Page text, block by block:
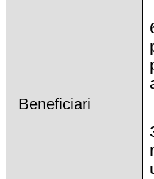
Beneficiari